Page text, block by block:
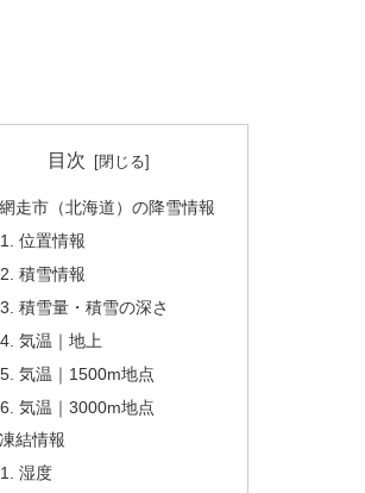
目次
網走市（北海道）の降雪情報
位置情報
積雪情報
積雪量・積雪の深さ
気温｜地上
気温｜1500m地点
気温｜3000m地点
凍結情報
湿度